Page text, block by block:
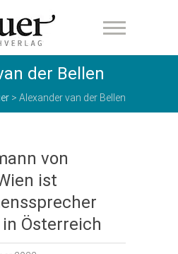
der Bellen
> Alexander van der Bellen
von
ist
Österreich